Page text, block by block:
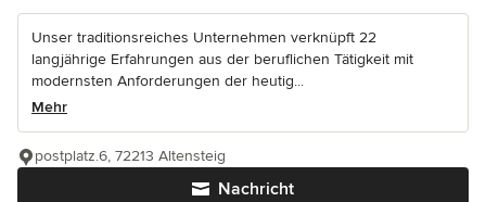
Unser traditionsreiches Unternehmen verknüpft 22
langjährige Erfahrungen aus der beruflichen Tätigkeit mit
modernsten Anforderungen der heutig...
Mehr
Nachricht
postplatz.6, 72213 Altensteig